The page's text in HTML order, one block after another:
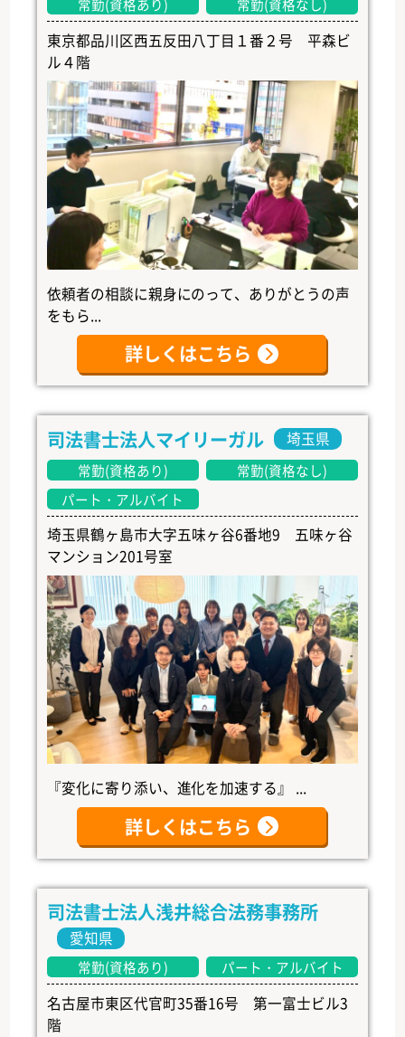
常勤(資格あり) 常勤(資格なし)
東京都品川区西五反田八丁目１番２号 平森ビ
ル４階
依頼者の相談に親身にのって、ありがとうの声
をもら...
詳しくはこちら
司法書士法人マイリーガル 埼玉県
常勤(資格あり)
常勤(資格なし)
パート・アルバイト
埼玉県鶴ヶ島市大字五味ヶ谷6番地9 五味ヶ谷
マンション201号室
『変化に寄り添い、進化を加速する』 ...
詳しくはこちら
司法書士法人浅井総合法務事務所
愛知県
常勤(資格あり) パート・アルバイト
名古屋市東区代官町35番16号 第一富士ビル3
階